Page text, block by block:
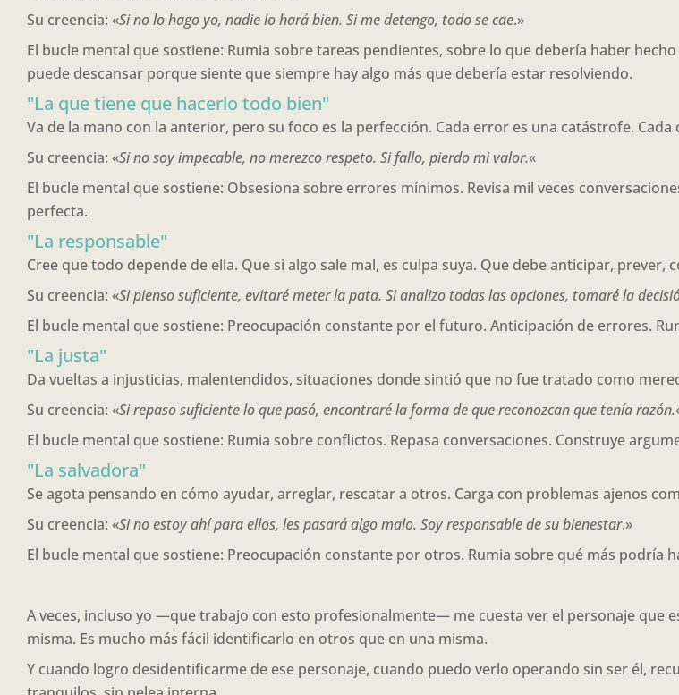
Su creencia: «Si no lo hago yo, nadie lo hará bien. Si me detengo, todo se cae.»
El bucle mental que sostiene: Rumia sobre tareas pendientes, sobre lo que debería haber
puede descansar porque siente que siempre hay algo más que debería estar resolviendo.
"La que tiene que hacerlo todo bien"
Va de la mano con la anterior, pero su foco es la perfección. Cada error es una catástrofe.
Su creencia: «Si no soy impecable, no merezco respeto. Si fallo, pierdo mi valor.«
El bucle mental que sostiene: Obsesiona sobre errores mínimos. Revisa mil veces
perfecta.
"La responsable"
Cree que todo depende de ella. Que si algo sale mal, es culpa suya. Que debe anticipar, prever,
Su creencia: «Si pienso suficiente, evitaré meter la pata. Si analizo todas las opciones, tomaré la
El bucle mental que sostiene: Preocupación constante por el futuro. Anticipación de errores.
"La justa"
Da vueltas a injusticias, malentendidos, situaciones donde sintió que no fue tratado como
Su creencia: «Si repaso suficiente lo que pasó, encontraré la forma de que reconozcan que tenía razón.
El bucle mental que sostiene: Rumia sobre conflictos. Repasa conversaciones. Construye
"La salvadora"
Se agota pensando en cómo ayudar, arreglar, rescatar a otros. Carga con problemas ajenos
Su creencia: «Si no estoy ahí para ellos, les pasará algo malo. Soy responsable de su bienestar.»
El bucle mental que sostiene: Preocupación constante por otros. Rumia sobre qué más podría
A veces, incluso yo —que trabajo con esto profesionalmente— me cuesta ver el personaje que
misma. Es mucho más fácil identificarlo en otros que en una misma.
Y cuando logro desidentificarme de ese personaje, cuando puedo verlo operando sin ser él,